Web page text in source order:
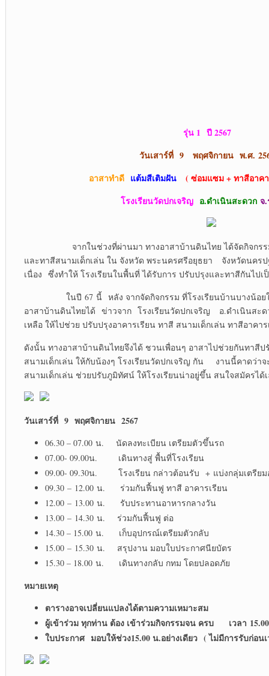
รุ่น 1 ปี 2567
วันเสาร์ที่ 9 พฤศจิกายน พ.ศ.
อาสาทำดี แต้มสีเติมฝัน
( ซ่อมแซม + ทาสีอาค
โรงเรียนวัดปกเจริญ อ.ดำเนินสะดวก จ
จากในช่วงที่ผ่านมา ทางอาสาบ้านดินไทย ได้จัดกิจกรรม
และทาสีสนามเด็กเล่น ใน จังหวัด พระนครศรีอยุธยา จังหวัดนค
เนื่อง ซึ่งทำให้ โรงเรียนในพื้นที่ ได้รับการ ปรับปรุงและทาสีกันไปเ
ในปี 67 นี้ หลัง จากจัดกิจกรรม ที่โรงเรียนบ้านบางน้อยใ
อาสาบ้านดินไทยได้ ข่าวจาก โรงเรียนวัดปกเจริญ อ.ดำเนินส
เหลือ ให้ไปช่วย ปรับปรุงอาคารเรียน ทาสี สนามเด็กเล่น ทาสีอาคาร
ดังนั้น ทางอาสาบ้านดินไทยจึงได้ ชวนเพื่อนๆ อาสาไปช่วยกันทาสีป
สนามเด็กเล่น ให้กับน้องๆ โรงเรียนวัดปกเจริญ กัน งานนี้คาดว่า
สนามเด็กเล่น ช่วยปรับภูมิทัศน์ ให้โรงเรียนน่าอยู่ขึ้น สนใจสมัครได้
วันเสาร์ที่ 9 พฤศจิกายน 2567
06.30 – 07.00 น. นัดลงทะเบียน เตรียมตัวขึ้นรถ
07.00- 09.00น. เดินทางสู่ พื้นที่โรงเรียน
09.00- 09.30น. โรงเรียน กล่าวต้อนรับ + แบ่งกลุ่มเตรียม
09.30 – 12.00 น. ร่วมกันฟื้นฟู ทาสี อาคารเรียน
12.00 – 13.00 น. รับประทานอาหารกลางวัน
13.00 – 14.30 น. ร่วมกันฟื้นฟู ต่อ
14.30 – 15.00 น. เก็บอุปกรณ์เตรียมตัวกลับ
15.00 – 15.30 น. สรุปงาน มอบใบประกาศนียบัตร
15.30 – 18.00 น. เดินทางกลับ กทม โดยปลอดภัย
หมายเหตุ
ตารางอาจเปลี่ยนแปลงได้ตามความเหมาะสม
ผู้เข้าร่วม ทุกท่าน ต้อง เข้าร่วมกิจกรรมจน ครบ เวลา
ใบประกาศ มอบให้ช่วง15.00 น.อย่างเดียว ( ไม่มีการรับก่อน